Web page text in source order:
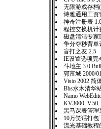
无限游戏存档
诗雅通用工资
神奇注册表
程控交换机计
磁盘清洁专家
争分夺秒背单
盲打之友 2.5
IE设置选项完
斗地主 3.0
郭富城 2000/
Visio 2002 简
Bbs水木清华
Namo
黑马课表管理
10万笑话打
流光基础教